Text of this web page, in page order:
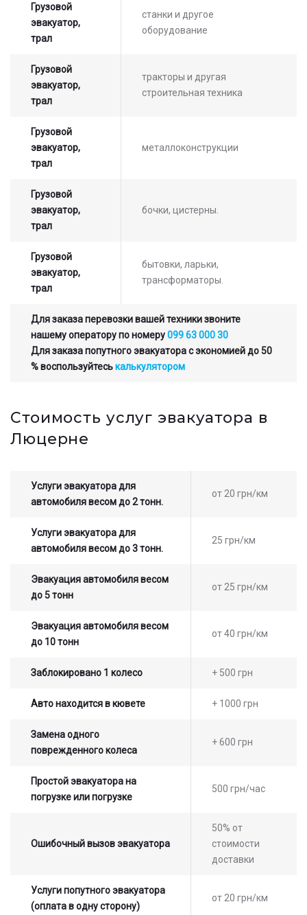
Грузовой
эвакуатор,
трал
станки и другое
оборудование
Грузовой
эвакуатор,
трал
тракторы и другая
строительная техника
Грузовой
эвакуатор,
трал
металлоконструкции
Грузовой
эвакуатор,
трал
бочки, цистерны.
Грузовой
эвакуатор,
трал
бытовки, ларьки,
трансформаторы.
Для заказа перевозки вашей техники звоните
нашему оператору по номеру099 63 000 30
Для заказа попутного эвакуатора с экономией до 50
% воспользуйтеськалькулятором
Стоимость услуг эвакуатора в
Люцерне
Услуги эвакуатора для
автомобиля весом до 2 тонн.
от 20 грн/км
Услуги эвакуатора для
автомобиля весом до 3 тонн.
25 грн/км
Эвакуация автомобиля весом
до 5 тонн
от 25 грн/км
Эвакуация автомобиля весом
до 10 тонн
от 40 грн/км
Заблокировано 1 колесо + 500 грн
Авто находится в кювете + 1000 грн
Замена одного
поврежденного колеса
+ 600 грн
Простой эвакуатора на
погрузке или погрузке
500 грн/час
Ошибочный вызов эвакуатора
50% от
стоимости
доставки
Услуги попутного эвакуатора
(оплата в одну сторону)
от 20 грн/км
Оставьте заявку на просчет
стоимости услуг с нашим